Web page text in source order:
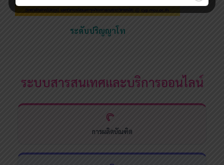
ระดับปริญญาโท
ระบบสารสนเทศและบริการออนไลน์
การผลิตบัณฑิต